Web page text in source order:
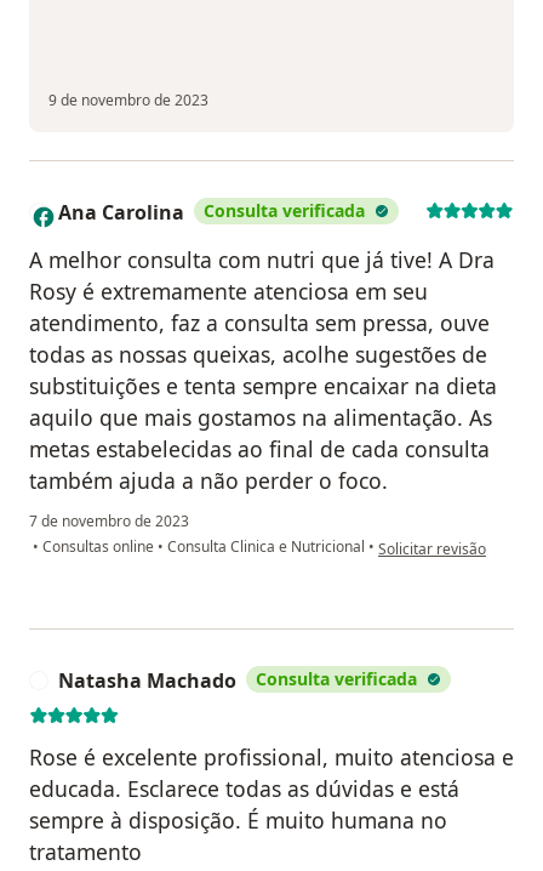
9 de novembro de 2023
A Ana Carolina Consulta verificada
A melhor consulta com nutri que já tive! A Dra
Rosy é extremamente atenciosa em seu
atendimento, faz a consulta sem pressa, ouve
todas as nossas queixas, acolhe sugestões de
substituições e tenta sempre encaixar na dieta
aquilo que mais gostamos na alimentação. As
metas estabelecidas ao final de cada consulta
também ajuda a não perder o foco.
7 de novembro de 2023
• Consultas online • Consulta Clinica e Nutricional • na opinião do utilizador
Solicitar revisão
Natasha Machado Consulta verificada
Rose é excelente profissional, muito atenciosa e
educada. Esclarece todas as dúvidas e está
sempre à disposição. É muito humana no
tratamento